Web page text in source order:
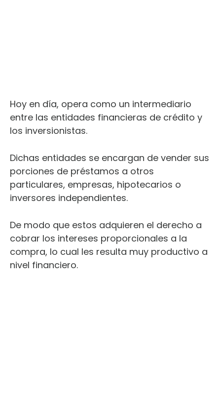
Hoy en día, opera como un intermediario
entre las entidades financieras de crédito y
los inversionistas.
Dichas entidades se encargan de vender sus
porciones de préstamos a otros
particulares, empresas, hipotecarios o
inversores independientes.
De modo que estos adquieren el derecho a
cobrar los intereses proporcionales a la
compra, lo cual les resulta muy productivo a
nivel financiero.